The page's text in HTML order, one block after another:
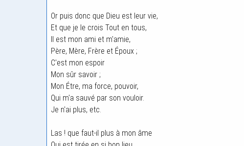
Or puis donc que Dieu est leur vie,
Et que je le crois Tout en tous,
Il est mon ami et m'amie,
Père, Mère, Frère et Époux ;
C'est mon espoir
Mon sûr savoir ;
Mon Étre, ma force, pouvoir,
Qui m'a sauvé par son vouloir.
Je n'ai plus, etc.
Las ! que faut-il plus à mon âme